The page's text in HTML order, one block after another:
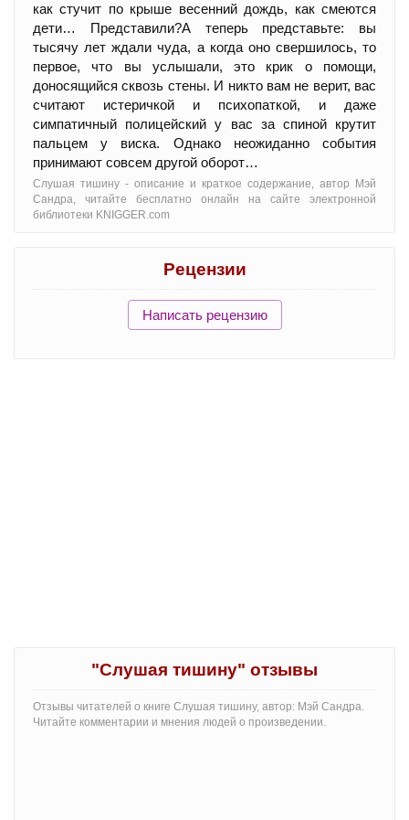
как стучит по крыше весенний дождь, как смеются
дети… Представили?А теперь представьте: вы
тысячу лет ждали чуда, а когда оно свершилось, то
первое, что вы услышали, это крик о помощи,
доносящийся сквозь стены. И никто вам не верит, вас
считают истеричкой и психопаткой, и даже
симпатичный полицейский у вас за спиной крутит
пальцем у виска. Однако неожиданно события
принимают совсем другой оборот…
Слушая тишину - oписание и краткое содержание, автор Мэй
Сандра, читайте бесплатно онлайн на сайте электронной
библиотеки KNIGGER.com
Рецензии
Написать рецензию
"Слушая тишину" отзывы
Отзывы читателей о книге Слушая тишину, автор: Мэй Сандра.
Читайте комментарии и мнения людей о произведении.